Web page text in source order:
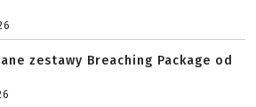
zestawy Breaching Package od